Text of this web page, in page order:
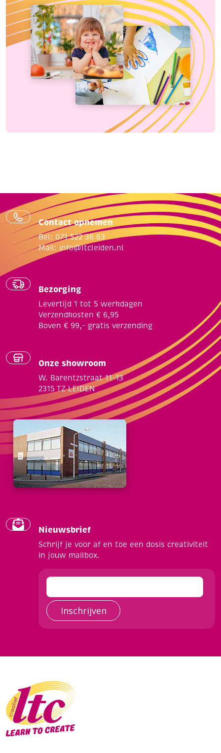
Contact opnemen
Bel: 071 522 36 63
Mail: info@ltcleiden.nl
Bezorging
Levertijd 1 tot 5 werkdagen
Verzendkosten € 6,95
Boven € 99,- gratis verzending
Onze showroom
W. Barentzstraat 11-13
2315 TZ LEIDEN
Nieuwsbrief
Schrijf je voor af en toe een dosis creativiteit
in jouw mailbox.
Inschrijven